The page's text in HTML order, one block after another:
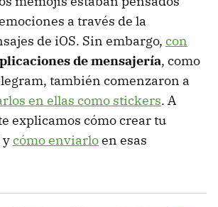
a través de la
de iOS. Sin embargo, con
de mensajería, como
también comenzaron a
en ellas como stickers. A
explicamos cómo crear tu
ycómo enviarloen esas